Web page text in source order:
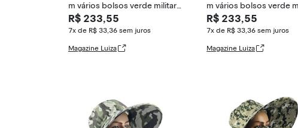
m vários bolsos verde militar
para adulto -
R$ 233,55
7x de R$ 33,36 sem juros
Magazine Luiza
m vários bolsos verde
para adulto -
R$ 233,55
7x de R$ 33,36 sem juros
Magazine Luiza